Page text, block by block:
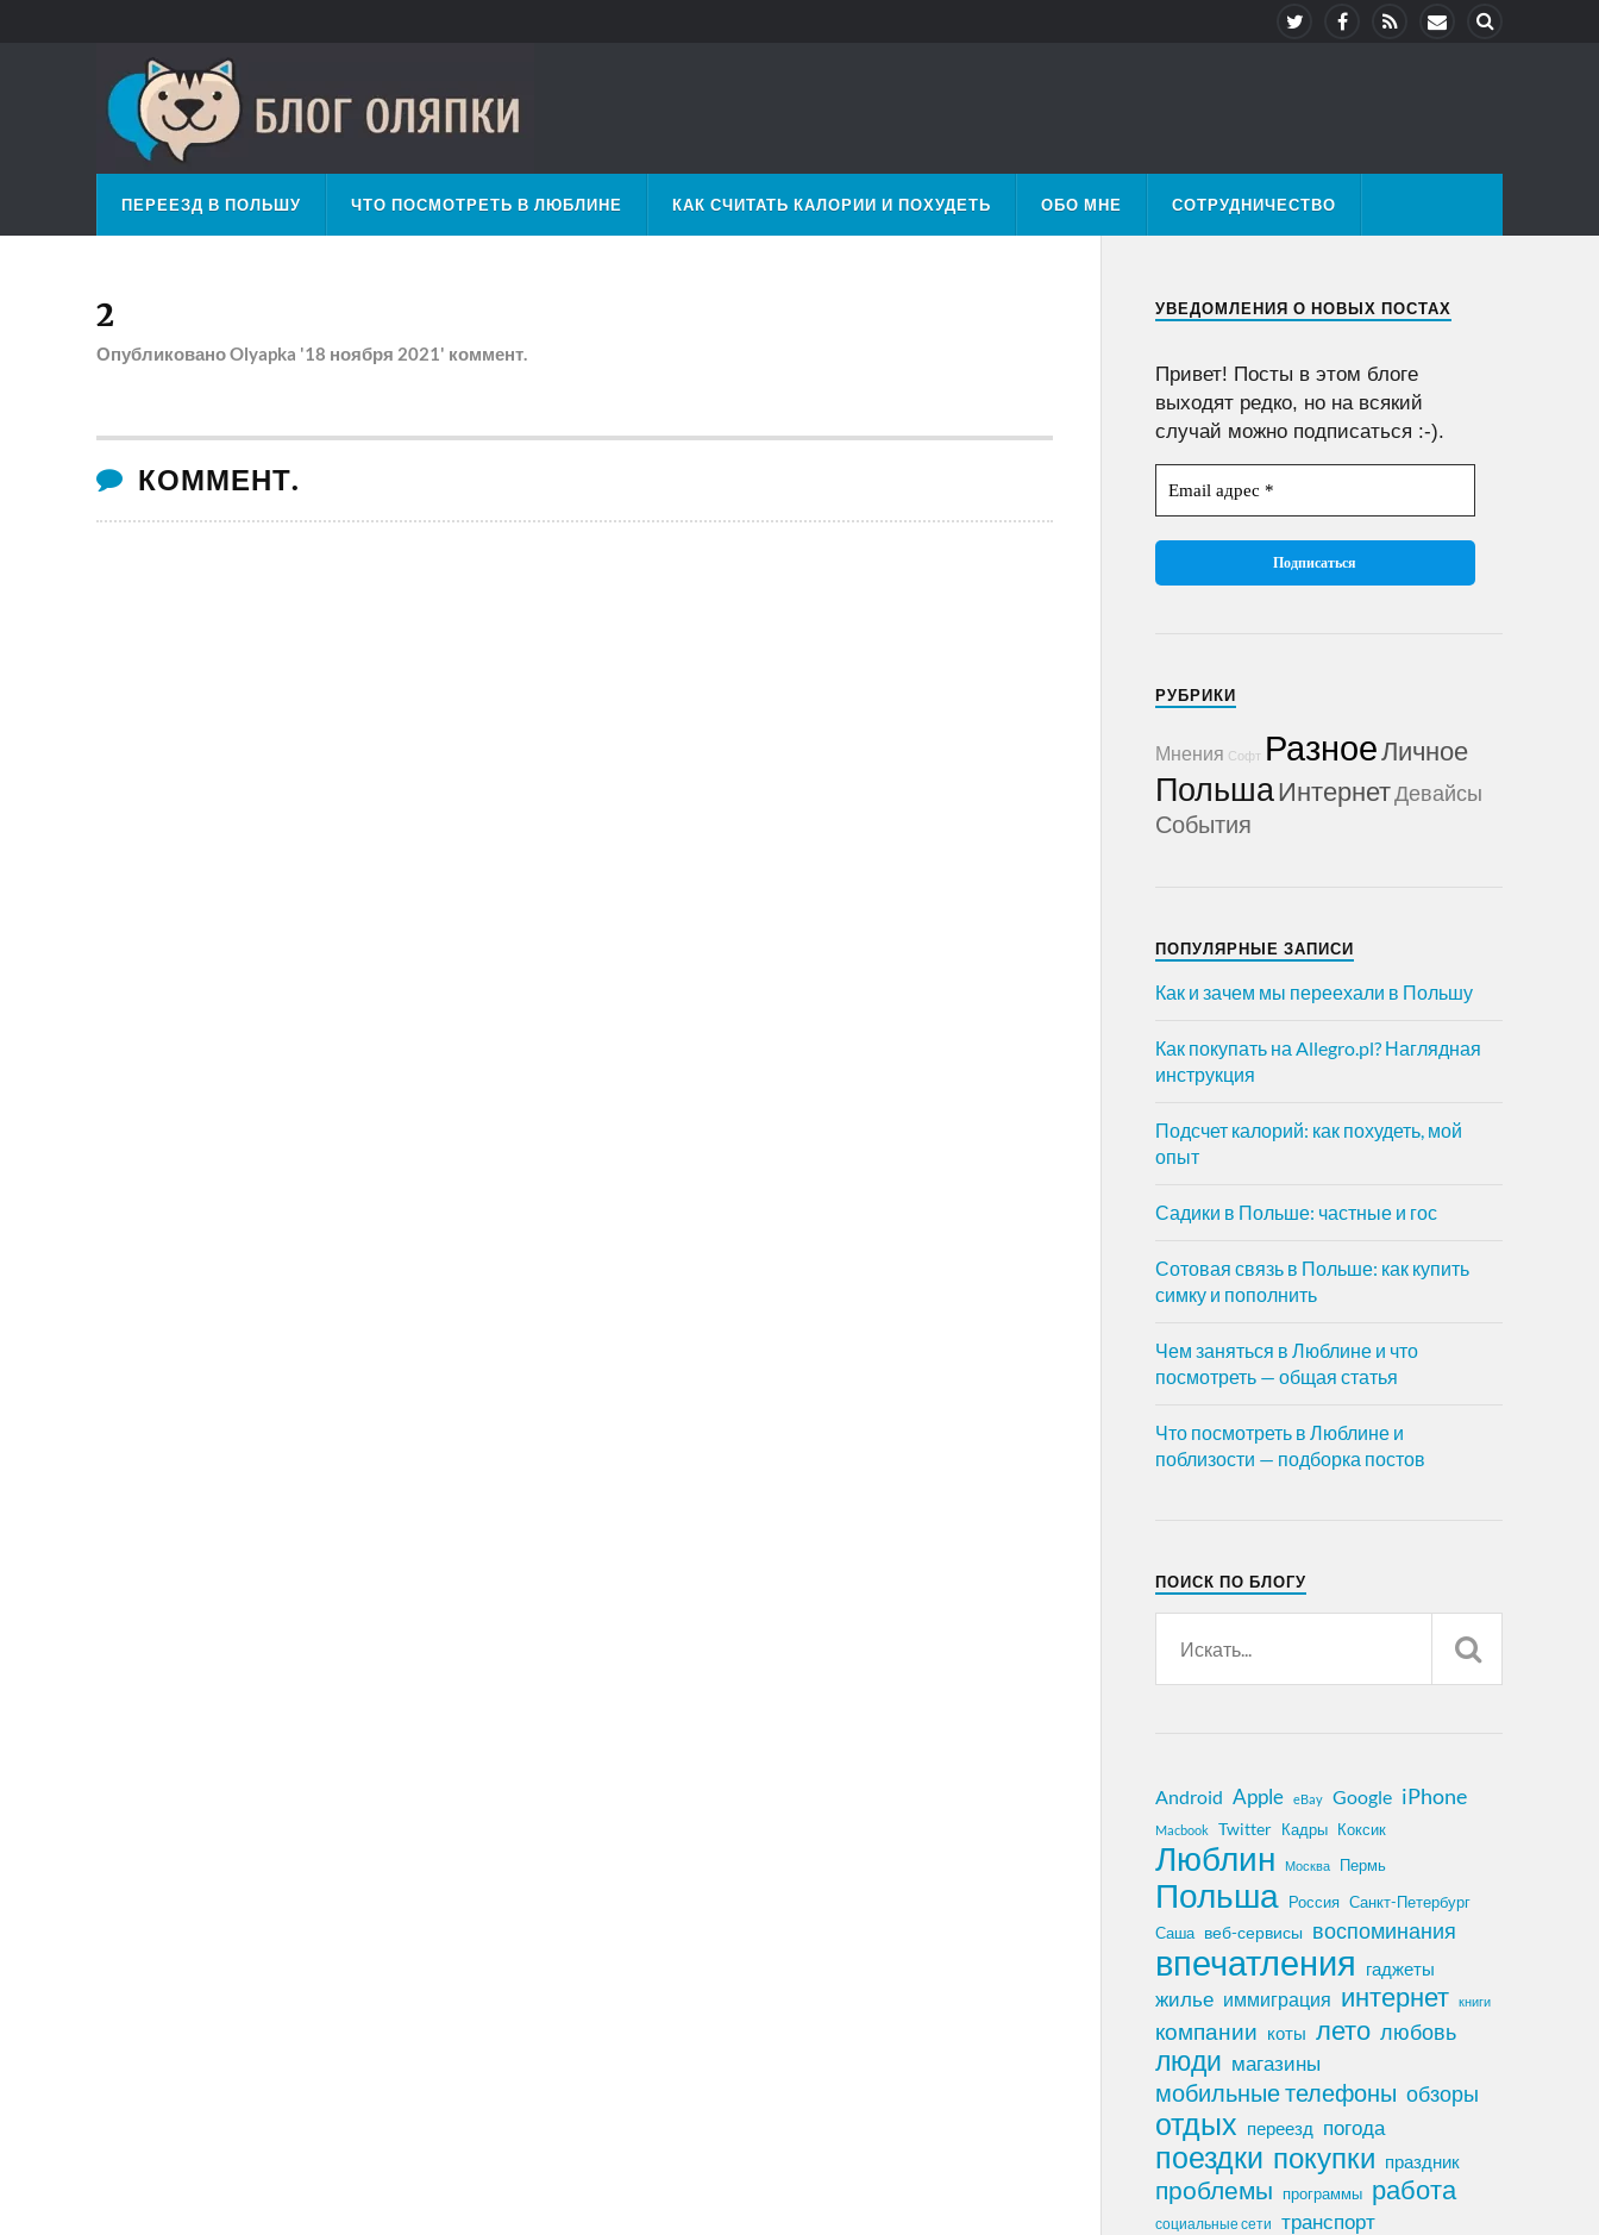
ПЕРЕЕЗД В ПОЛЬШУ ЧТО ПОСМОТРЕТЬ В ЛЮБЛИНЕ КАК СЧИТАТЬ КАЛОРИИ И ПОХУДЕТЬ ОБО МНЕ СОТРУДНИЧЕСТВО
2
ОпубликованоOlyapka '18 ноября 2021' коммент.
КОММЕНТ.
УВЕДОМЛЕНИЯ О НОВЫХ ПОСТАХ
Привет! Посты в этом блоге
выходят редко, но на всякий
случай можно подписаться :-).
РУБРИКИ
Мнения Софт РазноеЛичное
ПольшаИнтернетДевайсы
События
ПОПУЛЯРНЫЕ ЗАПИСИ
Как и зачем мы переехали в Польшу
Как покупать на Allegro.pl? Наглядная
инструкция
Подсчет калорий: как похудеть, мой
опыт
Садики в Польше: частные и гос
Сотовая связь в Польше: как купить
симку и пополнить
Чем заняться в Люблине и что
посмотреть — общая статья
Что посмотреть в Люблине и
поблизости — подборка постов
ПОИСК ПО БЛОГУ
Android Apple eBay Google iPhone
Macbook Twitter Кадры Коксик
Люблин Москва Пермь
Польша Россия Санкт-Петербург
Саша веб-сервисы воспоминания
впечатления гаджеты
жилье иммиграция интернет книги
компании коты лето любовь
люди магазины
мобильные телефоны обзоры
отдых переезд погода
поездки покупки праздник
проблемы программы работа
социальные сети транспорт